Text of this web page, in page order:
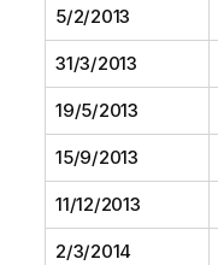
5/2/2013
31/3/2013
19/5/2013
15/9/2013
11/12/2013
2/3/2014